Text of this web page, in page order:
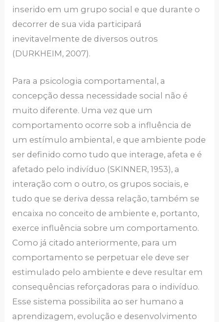
inserido em um grupo social e que durante o
decorrer de sua vida participará
inevitavelmente de diversos outros
(DURKHEIM, 2007).
Para a psicologia comportamental, a
concepção dessa necessidade social não é
muito diferente. Uma vez que um
comportamento ocorre sob a influência de
um estímulo ambiental, e que ambiente pode
ser definido como tudo que interage, afeta e é
afetado pelo indivíduo (SKINNER, 1953), a
interação com o outro, os grupos sociais, e
tudo que se deriva dessa relação, também se
encaixa no conceito de ambiente e, portanto,
exerce influência sobre um comportamento.
Como já citado anteriormente, para um
comportamento se perpetuar ele deve ser
estimulado pelo ambiente e deve resultar em
consequências reforçadoras para o indivíduo.
Esse sistema possibilita ao ser humano a
aprendizagem, evolução e desenvolvimento